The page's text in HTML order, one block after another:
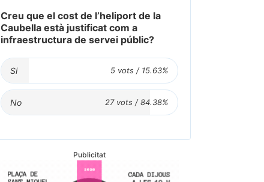
Creu que el cost de l’heliport de la
Caubella està justificat com a
infraestructura de servei públic?
Si
No
Publicitat